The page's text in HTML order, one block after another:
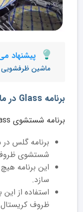
پیشنهاد
ماشین ظرفشویی
برنامه Glass در ماشین ظرفشویی مجیک شف
برنامه شستشوی Glass در ماشین ظرفشویی مجیک شف:
برنامه گلس
شستشوی
این برنامه
سازد.
استفاده از
ظروف